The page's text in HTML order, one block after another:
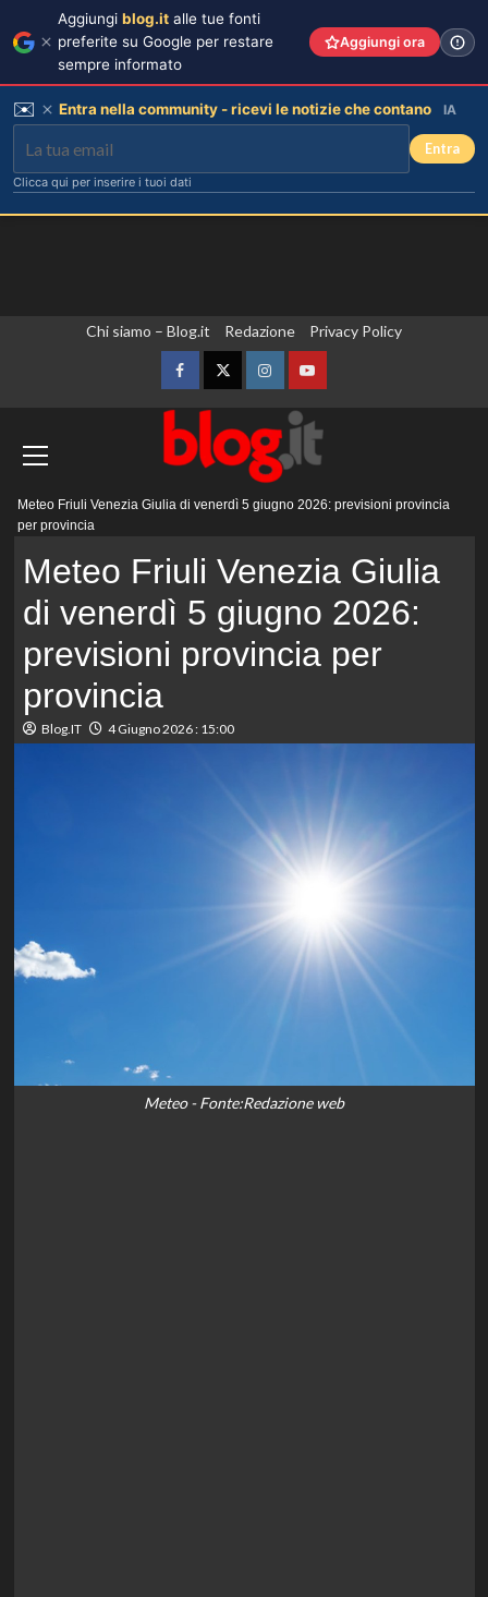
Chi siamo – Blog.it Redazione Privacy Policy
FacebookTwitterInstagramYouTube
principale
Meteo Friuli Venezia Giulia di venerdì 5 giugno 2026: previsioni provincia
per provincia
Meteo Friuli Venezia Giulia
di venerdì 5 giugno 2026:
previsioni provincia per
provincia
Blog.IT 4 Giugno 2026 : 15:00
Meteo - Fonte:Redazione web
Aggiungi blog.it alle tue fonti
preferite su Google per restare
sempre informato
Aggiungi ora
✉️ Entra nella community - ricevi le notizie che contano IA
Entra
Clicca qui per inserire i tuoi dati